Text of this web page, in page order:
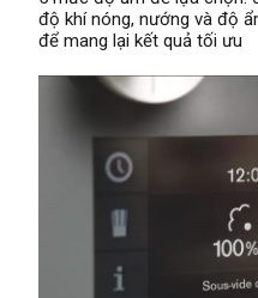
độ khí nóng, nướng và độ
để mang lại kết quả tối ưu